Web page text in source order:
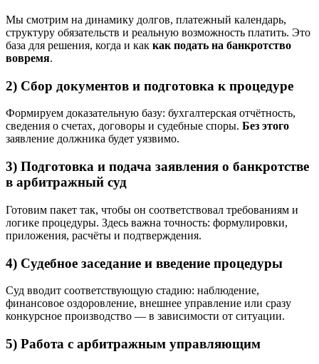
Мы смотрим на динамику долгов, платежный календарь,
структуру обязательств и реальную возможность платить. Это
база для решения, когда и как как подать на банкротство
вовремя.
2) Сбор документов и подготовка к процедуре
Формируем доказательную базу: бухгалтерская отчётность,
сведения о счетах, договоры и судебные споры. Без этого
заявление должника будет уязвимо.
3) Подготовка и подача заявления о банкротстве
в арбитражный суд
Готовим пакет так, чтобы он соответствовал требованиям и
логике процедуры. Здесь важна точность: формулировки,
приложения, расчёты и подтверждения.
4) Судебное заседание и введение процедуры
Суд вводит соответствующую стадию: наблюдение,
финансовое оздоровление, внешнее управление или сразу
конкурсное производство — в зависимости от ситуации.
5) Работа с арбитражным управляющим